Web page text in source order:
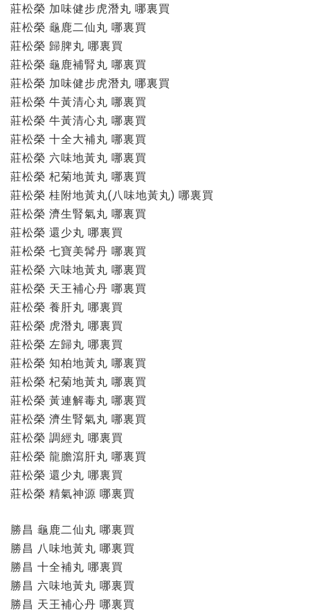
莊松榮 加味健步虎潛丸 哪裏買
莊松榮 龜鹿二仙丸 哪裏買
莊松榮 歸脾丸 哪裏買
莊松榮 龜鹿補腎丸 哪裏買
莊松榮 加味健步虎潛丸 哪裏買
莊松榮 牛黃清心丸 哪裏買
莊松榮 牛黃清心丸 哪裏買
莊松榮 十全大補丸 哪裏買
莊松榮 六味地黃丸 哪裏買
莊松榮 杞菊地黃丸 哪裏買
莊松榮 桂附地黃丸(八味地黃丸) 哪裏買
莊松榮 濟生腎氣丸 哪裏買
莊松榮 還少丸 哪裏買
莊松榮 七寶美髯丹 哪裏買
莊松榮 六味地黃丸 哪裏買
莊松榮 天王補心丹 哪裏買
莊松榮 養肝丸 哪裏買
莊松榮 虎潛丸 哪裏買
莊松榮 左歸丸 哪裏買
莊松榮 知柏地黃丸 哪裏買
莊松榮 杞菊地黃丸 哪裏買
莊松榮 黃連解毒丸 哪裏買
莊松榮 濟生腎氣丸 哪裏買
莊松榮 調經丸 哪裏買
莊松榮 龍膽瀉肝丸 哪裏買
莊松榮 還少丸 哪裏買
莊松榮 精氣神源 哪裏買
勝昌 龜鹿二仙丸 哪裏買
勝昌 八味地黃丸 哪裏買
勝昌 十全補丸 哪裏買
勝昌 六味地黃丸 哪裏買
勝昌 天王補心丹 哪裏買